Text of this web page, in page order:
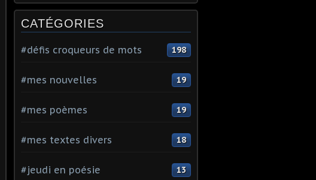
CATÉGORIES
#défis croqueurs de mots 198
#mes nouvelles 19
#mes poèmes 19
#mes textes divers 18
#jeudi en poésie 13